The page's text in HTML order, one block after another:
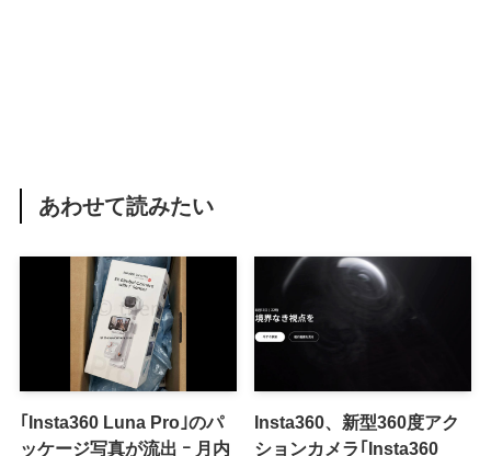
あわせて読みたい
｢Insta360 Luna Pro｣のパ
ッケージ写真が流出 ｰ 月内
Insta360、新型360度アク
ションカメラ｢Insta360